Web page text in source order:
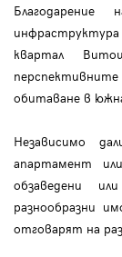
квартал
обитаване в
Независимо
апартамент
обзаведени
разнообразни
отговарят на